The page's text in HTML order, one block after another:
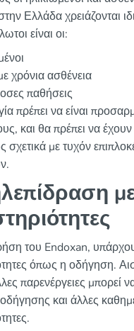
Ελλάδα χρειάζονται
είναι οι:
χρόνια ασθένεια
παθήσεις
πρέπει να είναι
και θα πρέπει να
σχετικά με τυχόν
του Endoxan,
όπως η οδήγηση.
παρενέργειες μπορεί
και άλλες